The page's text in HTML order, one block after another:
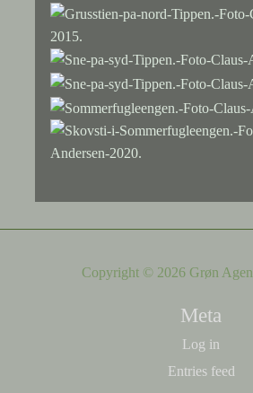
Copyright © 2026 Grøn
Meta
Log in
Entries feed